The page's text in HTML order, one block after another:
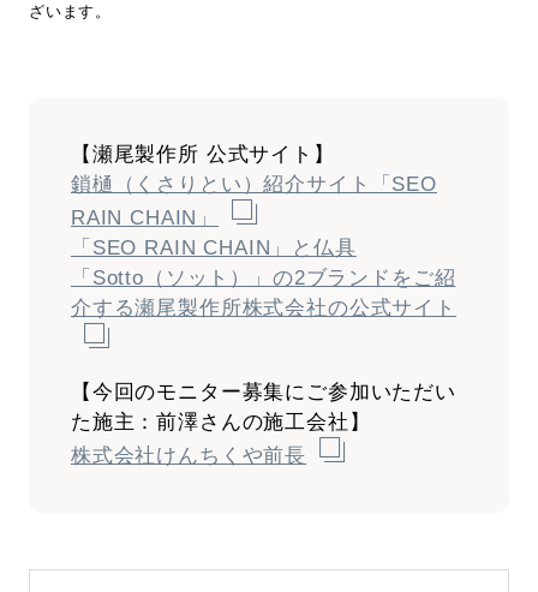
ざいます。
【瀬尾製作所 公式サイト】
鎖樋（くさりとい）紹介サイト「SEO
RAIN CHAIN」
「SEO RAIN CHAIN」と仏具
「Sotto（ソット）」の2ブランドをご紹
介する瀬尾製作所株式会社の公式サイト
【今回のモニター募集にご参加いただい
た施主：前澤さんの施工会社】
株式会社けんちくや前長